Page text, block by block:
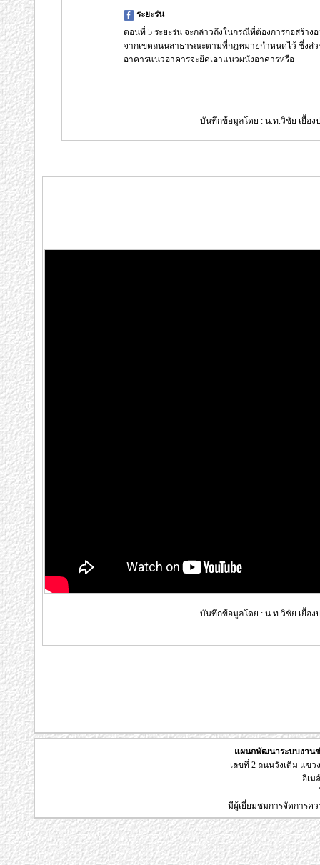
ระยะร่น
ตอนที่ 5 ระยะร่น จะกล่าวถึงในกรณีที่ต้องการก่อสร้
จากเขตถนนสาธารณะตามที่กฎหมายกำหนดไว้ ซึ่งส่
อาคารแนวอาคารจะยึดเอาแนวผนังอาคารหรือ
บันทึกข้อมูลโดย : น.ท.วิชัย เยื้องป
บันทึกข้อมูลโดย : น.ท.วิชัย เยื้องป
แผนกพัฒนาระบบงานช่
เลขที่ 2 ถนนวังเดิม แขว
อีเม
มีผู้เยี่ยมชมการจัดการค